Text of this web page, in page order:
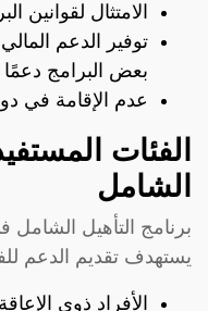
الامتثال لقوانين
توفير الدعم
بعض البرامج دعمًا
عدم الإقامة في
الفئات
الشامل
برنامج التأهيل الشامل
يستهدف تقديم الدعم
الأفراد ذوي